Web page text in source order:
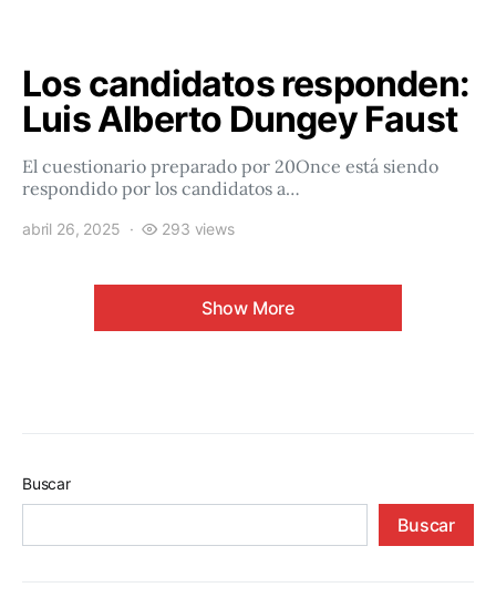
Los candidatos responden:
Luis Alberto Dungey Faust
El cuestionario preparado por 20Once está siendo
respondido por los candidatos a…
abril 26, 2025 293 views
Show More
Buscar
Buscar